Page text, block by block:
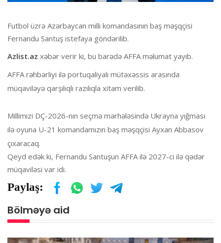
Futbol üzrə Azərbaycan milli komandasının baş məşqçisi
Fernandu Santuş istefaya göndərilib.
Azlist.az xəbər verir ki, bu barədə AFFA məlumat yayıb.
AFFA rəhbərliyi ilə portuqaliyalı mütəxəssis arasında
müqaviləyə qarşılıqlı razılıqla xitam verilib.
Millimizi DÇ-2026-nın seçmə mərhələsində Ukrayna yığması
ilə oyuna U-21 komandamızın baş məşqçisi Ayxan Abbasov
çıxaracaq.
Qeyd edək ki, Fernandu Santuşun AFFA ilə 2027-ci ilə qədər
müqaviləsi var idi.
Paylaş:
Bölməyə aid